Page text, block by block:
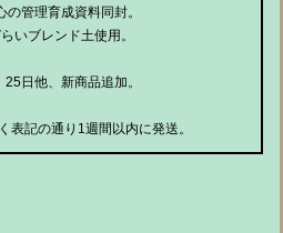
の管理育成資料同封。
いブレンド土使用。
日他、新商品追加。
表記の通り1週間以内に発送。